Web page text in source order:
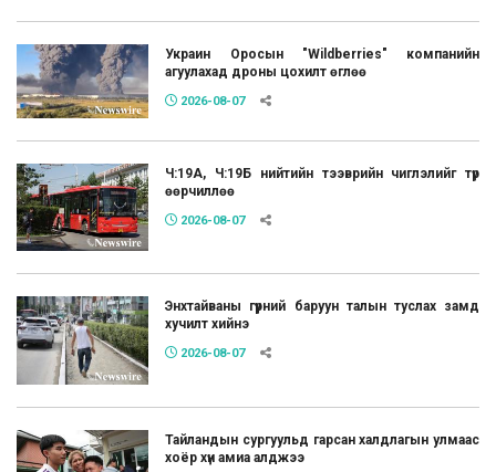
Украин Оросын "Wildberries" компанийн
агуулахад дроны цохилт өглөө
2026-08-07
Ч:19А, Ч:19Б нийтийн тээврийн чиглэлийг түр
өөрчиллөө
2026-08-07
Энхтайваны гүүрний баруун талын туслах замд
хучилт хийнэ
2026-08-07
Тайландын сургуульд гарсан халдлагын улмаас
хоёр хүн амиа алджээ